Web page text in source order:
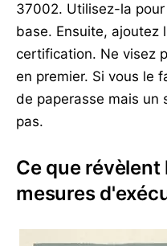
37002. Utilisez-la
base. Ensuite, ajoutez
certification. Ne visez
en premier. Si vous le
de paperasse mais un
pas.
Ce que révèlent
mesures